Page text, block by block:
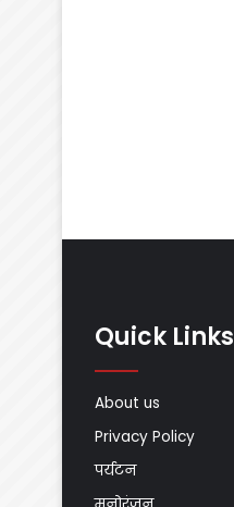
Quick Links
About us
Privacy Policy
पर्यटन